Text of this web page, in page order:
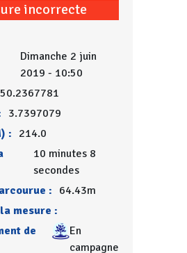
incorrecte
Dimanche 2 juin
2019 - 10:50
50.2367781
3.7397079
: 214.0
10 minutes 8
secondes
: 64.43m
mesure :
de
En
campagne